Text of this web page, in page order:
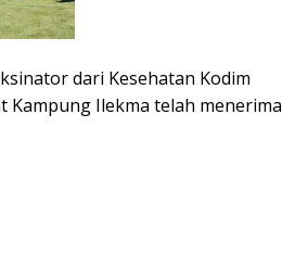
dari Kesehatan Kodim
Kampung Ilekma telah menerima